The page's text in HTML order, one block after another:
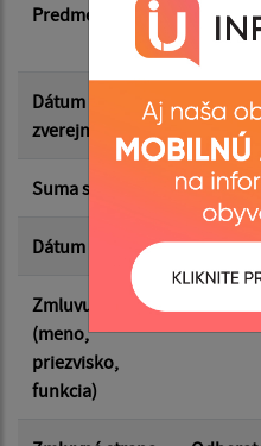
Typ:
Filtrovať
Predmet
Dátum
zverejnenia
Suma s DPH* 0.00 €
Dátum uzavretia
Zmluvu uzavrel
(meno,
priezvisko,
funkcia)